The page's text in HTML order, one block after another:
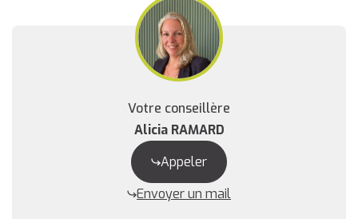
Votre conseillère
Alicia RAMARD
Appeler
Envoyer un mail